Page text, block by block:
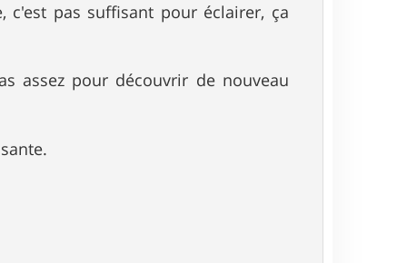
pas suffisant pour éclairer, ça
assez pour découvrir de nouveau